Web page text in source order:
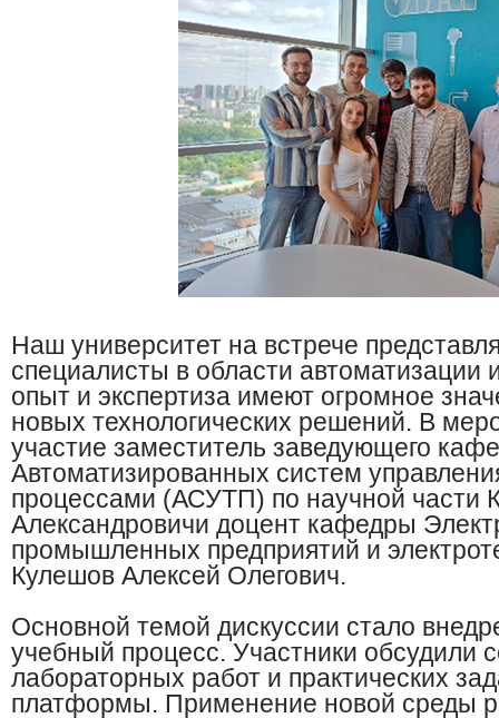
Наш университет на встрече
специалисты в области автоматизации
опыт и экспертиза имеют огромное
новых технологических решений. В
участие заместитель заведующего
Автоматизированных систем
процессами (АСУТП) по научной части
Александровичи доцент кафедры
промышленных предприятий и
Кулешов Алексей Олегович.
Основной темой дискуссии стало
учебный процесс. Участники обсудили
лабораторных работ и практических
платформы. Применение новой среды